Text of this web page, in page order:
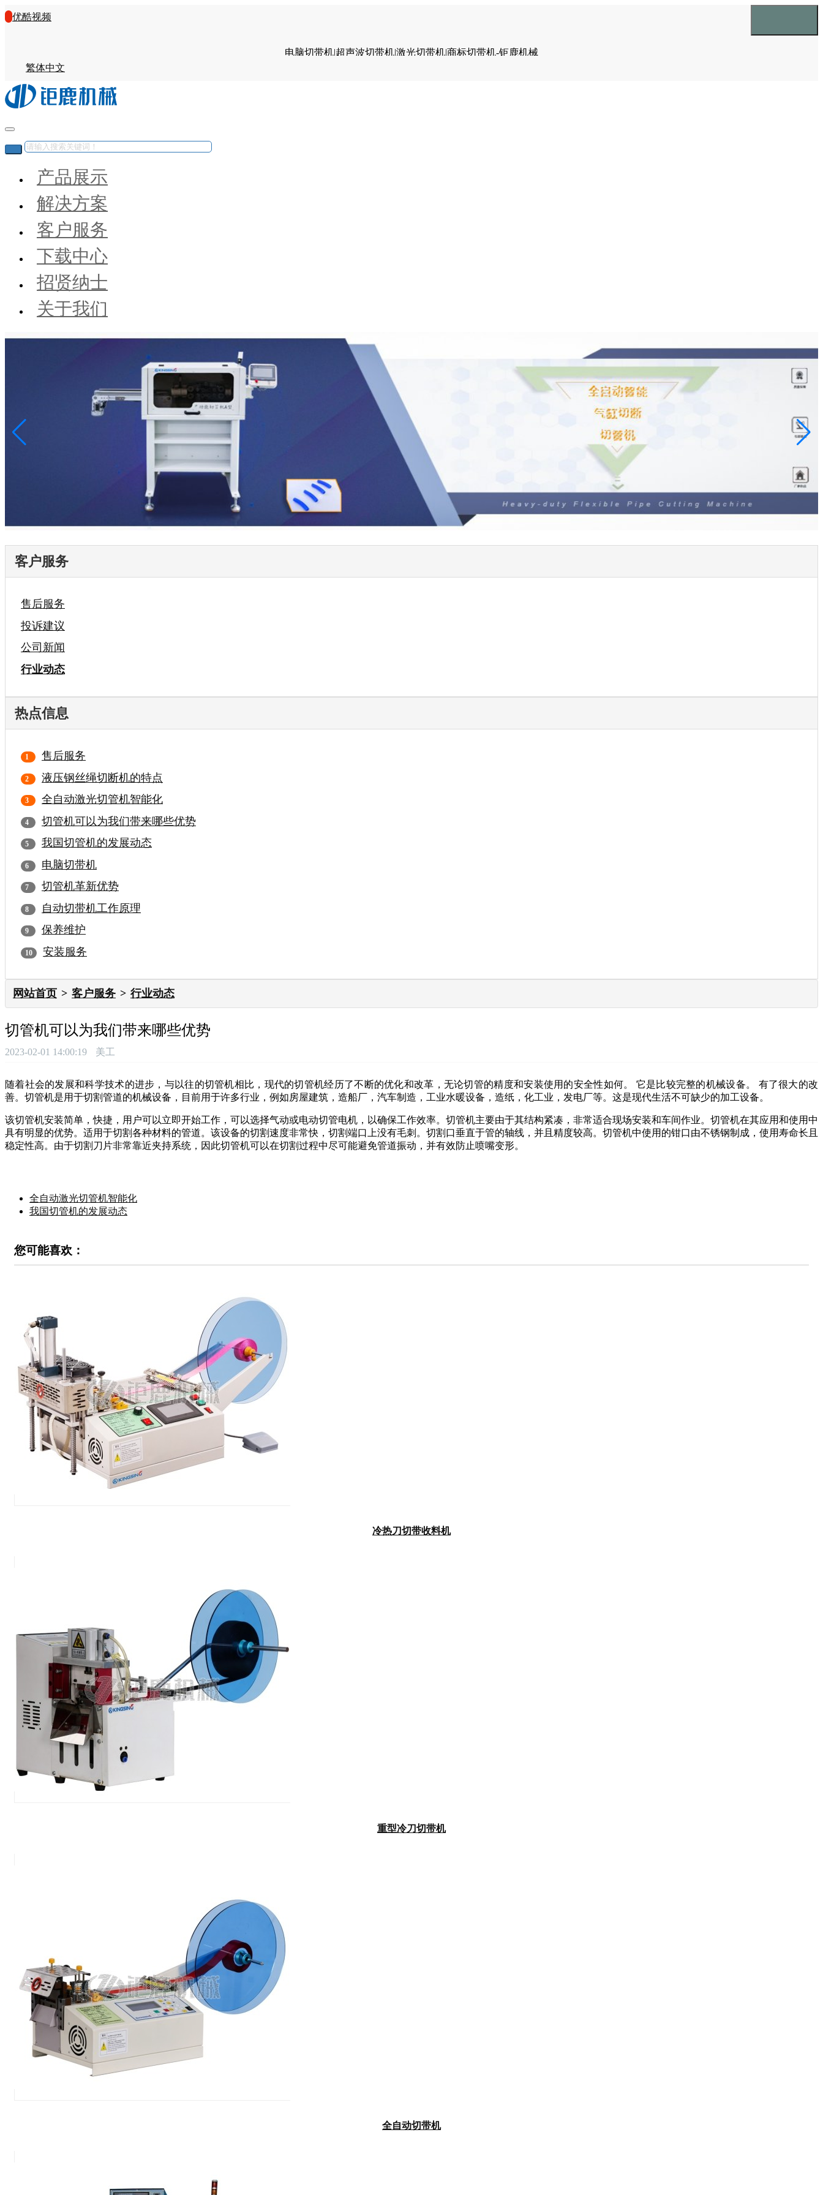
优酷视频
电脑切带机|超声波切带机|激光切带机|商标切带机-钜鹿机械
繁体中文
产品展示
解决方案
客户服务
下载中心
招贤纳士
关于我们
客户服务
售后服务
投诉建议
公司新闻
行业动态
热点信息
售后服务
液压钢丝绳切断机的特点
全自动激光切管机智能化
切管机可以为我们带来哪些优势
我国切管机的发展动态
电脑切带机
切管机革新优势
自动切带机工作原理
保养维护
安装服务
网站首页 客户服务 行业动态
切管机可以为我们带来哪些优势
2023-02-01 14:00:19 美工
随着社会的发展和科学技术的进步，与以往的切管机相比，现代的切管机经历了不断的优化和改革，无论切管的精度和安装使用的安全性如何。 它是比较完整的机械设备。 有了很大的改
善。切管机是用于切割管道的机械设备，目前用于许多行业，例如房屋建筑，造船厂，汽车制造，工业水暖设备，造纸，化工业，发电厂等。这是现代生活不可缺少的加工设备。
该切管机安装简单，快捷，用户可以立即开始工作，可以选择气动或电动切管电机，以确保工作效率。切管机主要由于其结构紧凑，非常适合现场安装和车间作业。切管机在其应用和使用中
具有明显的优势。适用于切割各种材料的管道。该设备的切割速度非常快，切割端口上没有毛刺。切割口垂直于管的轴线，并且精度较高。切管机中使用的钳口由不锈钢制成，使用寿命长且
稳定性高。由于切割刀片非常靠近夹持系统，因此切管机可以在切割过程中尽可能避免管道振动，并有效防止喷嘴变形。
全自动激光切管机智能化
我国切管机的发展动态
您可能喜欢：
冷热刀切带收料机
重型冷刀切带机
全自动切带机